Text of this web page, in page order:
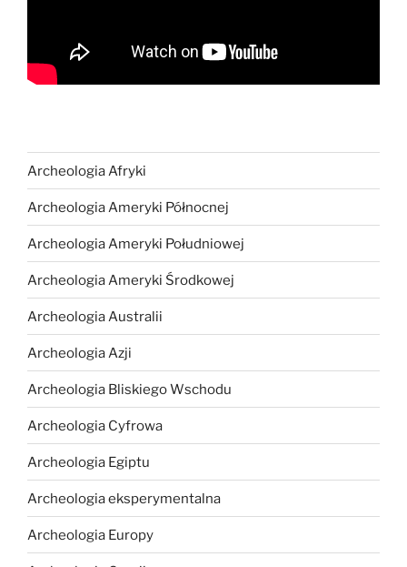
Archeologia Afryki
Archeologia Ameryki Północnej
Archeologia Ameryki Południowej
Archeologia Ameryki Środkowej
Archeologia Australii
Archeologia Azji
Archeologia Bliskiego Wschodu
Archeologia Cyfrowa
Archeologia Egiptu
Archeologia eksperymentalna
Archeologia Europy